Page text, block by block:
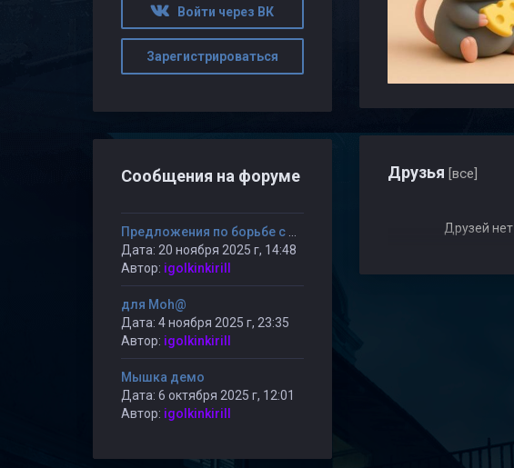
Друзья [все]
Друзей нет
Войти через ВК
Зарегистрироваться
Сообщения на форуме
Дата: 20 ноября 2025 г, 14:48
Автор: igolkinkirill
для Moh@
Дата: 4 ноября 2025 г, 23:35
Автор: igolkinkirill
Мышка демо
Дата: 6 октября 2025 г, 12:01
Автор: igolkinkirill